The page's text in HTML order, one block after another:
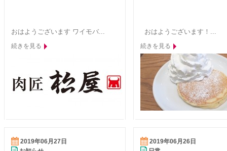
おはようございます ワイモバ...
続きを見る
おはようございます！...
続きを見る
2019年06月27日
2019年06月26日